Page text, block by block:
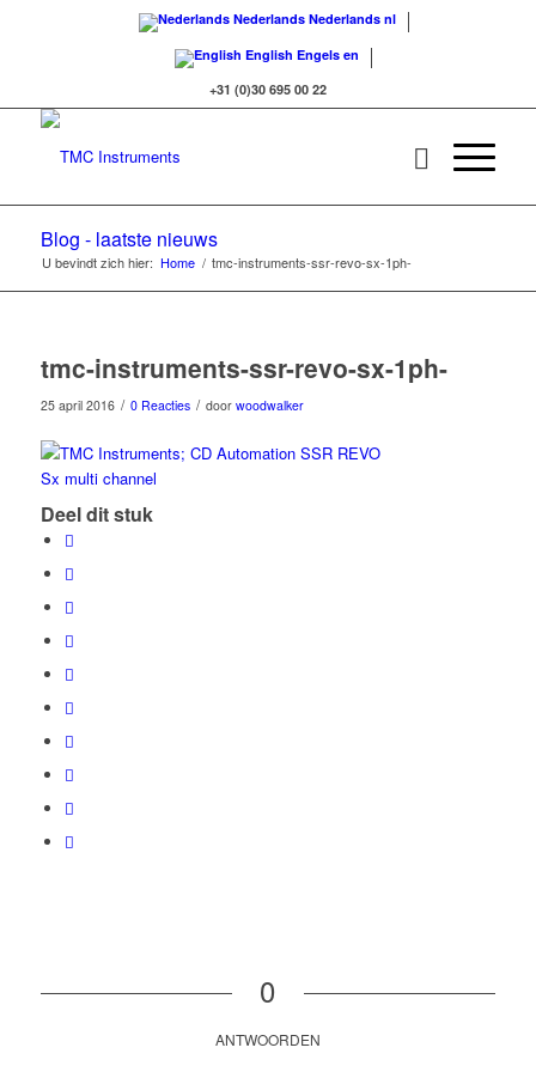
Nederlands Nederlands nl
English Engels en
+31 (0)30 695 00 22
Blog - laatste nieuws
U bevindt zich hier: Home / tmc-instruments-ssr-revo-sx-1ph-
tmc-instruments-ssr-revo-sx-1ph-
25 april 2016 / 0 Reacties / door woodwalker
Deel dit stuk
0
ANTWOORDEN